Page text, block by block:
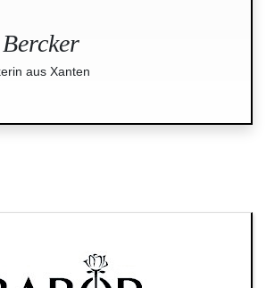
aus Xanten